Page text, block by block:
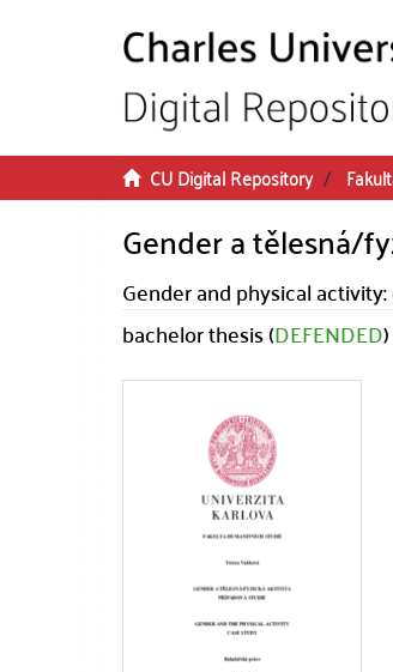
CU Digital Repository
Gender a tělesná/
Gender and physical
bachelor thesis (DEFENDED)